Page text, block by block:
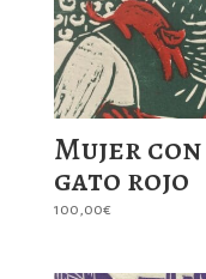
Mujer con
gato rojo
100,00€